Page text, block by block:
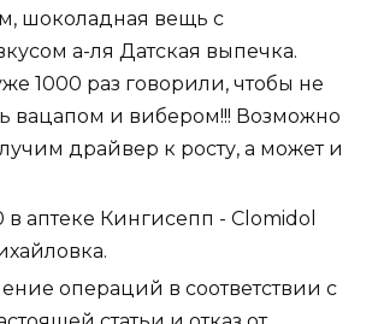
шоколадная вещь с
а-ля Датская выпечка.
1000 раз говорили, чтобы не
вацапом и вибером!!! Возможно
драйвер к росту, а может и
в аптеке Кингисепп - Clomidol
операций в соответствии с